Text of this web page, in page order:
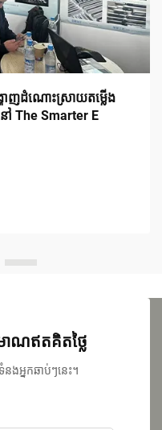
ាញដំណោះស្រាយតម្លើង
ៅ The Smarter E
ាណឥតគិតថ្លៃ
អ្នកឆាប់ៗនេះ។